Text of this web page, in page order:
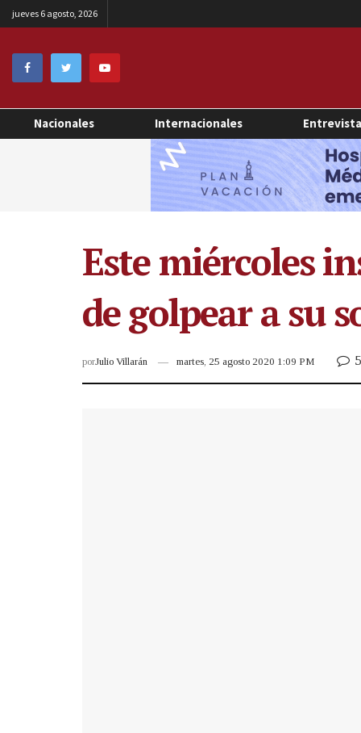
jueves 6 agosto, 2026
Nacionales Internacionales
Este miércoles
de golpear a su
porJulio Villarán martes, 25 agosto 2020 1:09 PM 5